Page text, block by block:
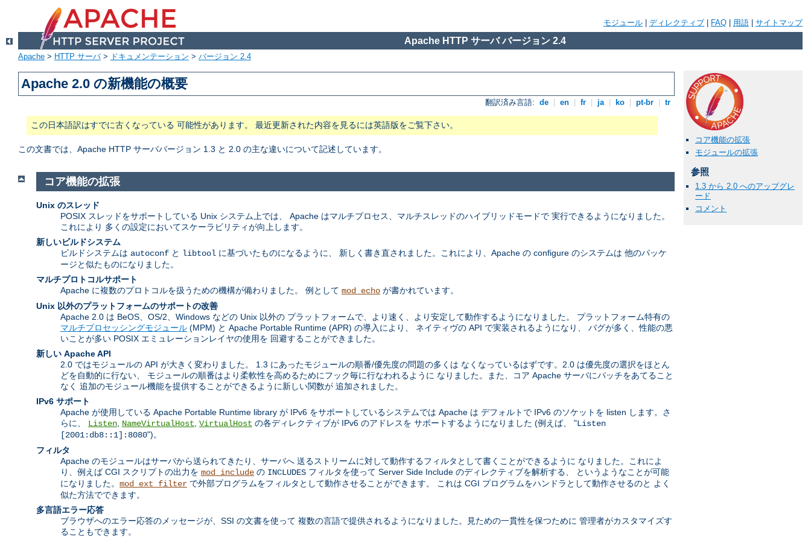
モジュール ディレクティブ FAQ 用語 サイトマップ
Apache HTTP サーバ バージョン 2.4
Apache > HTTP サーバ> ドキュメンテーション > バージョン 2.4
Apache 2.0 の新機能の概要
翻訳済み言語: de en fr ja ko pt-br tr
この日本語訳はすでに古くなっている 可能性があります。 最近更新された内容を見るには英語版をご覧下さい。
この文書では、Apache HTTP サーババージョン 1.3 と 2.0 の主な違いについて記述しています。
コア機能の拡張
モジュールの拡張
参照
1.3 から 2.0 へのアップグレ
ード
コメント
コア機能の拡張
Unix のスレッド
POSIX スレッドをサポートしている Unix システム上では、 Apache はマルチプロセス、マルチスレッドのハイブリッドモードで 実行できるようになりました。
これにより 多くの設定においてスケーラビリティが向上します。
新しいビルドシステム
ビルドシステムは autoconf と libtool に基づいたものになるように、 新しく書き直されました。これにより、Apache の configure のシステムは 他のパッケ
ージと似たものになりました。
マルチプロトコルサポート
Apache に複数のプロトコルを扱うための機構が備わりました。 例として mod_echo が書かれています。
Unix 以外のプラットフォームのサポートの改善
Apache 2.0 は BeOS、OS/2、Windows などの Unix 以外の プラットフォームで、より速く、より安定して動作するようになりました。 プラットフォーム特有の
マルチプロセッシングモジュール (MPM) と Apache Portable Runtime (APR) の導入により、 ネイティヴの API で実装されるようになり、 バグが多く、性能の悪
いことが多い POSIX エミュレーションレイヤの使用を 回避することができました。
新しい Apache API
2.0 ではモジュールの API が大きく変わりました。 1.3 にあったモジュールの順番/優先度の問題の多くは なくなっているはずです。2.0 は優先度の選択をほとん
どを自動的に行ない、 モジュールの順番はより柔軟性を高めるためにフック毎に行なわれるように なりました。また、コア Apache サーバにパッチをあてること
なく 追加のモジュール機能を提供することができるように新しい関数が 追加されました。
IPv6 サポート
Apache が使用している Apache Portable Runtime library が IPv6 をサポートしているシステムでは Apache は デフォルトで IPv6 のソケットを listen します。さ
らに、 Listen NameVirtualHost VirtualHost の各ディレクティブが IPv6 のアドレスを サポートするようになりました (例えば、 "Listen
[2001:db8::1]:8080")。
フィルタ
Apache のモジュールはサーバから送られてきたり、サーバへ 送るストリームに対して動作するフィルタとして書くことができるように なりました。これによ
り、例えば CGI スクリプトの出力を mod_include の INCLUDES フィルタを使って Server Side Include のディレクティブを解析する、 というようなことが可能
になりました。 mod_ext_filter で外部プログラムをフィルタとして動作させることができます。 これは CGI プログラムをハンドラとして動作させるのと よく
似た方法でできます。
多言語エラー応答
ブラウザへのエラー応答のメッセージが、SSI の文書を使って 複数の言語で提供されるようになりました。見ための一貫性を保つために 管理者がカスタマイズす
ることもできます。